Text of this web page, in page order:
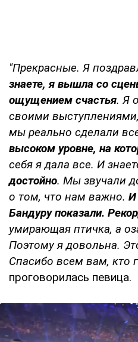
"Прекрасные. Я
знаете, я вышла со
ощущением счастья. Я
своими
мы реально сделали
высоком уровне, на
себя я дала все. И
достойно. Мы звучали
о том, что нам важно. И
Бандуру показали.
умирающая птичка, а
Поэтому я довольна.
Спасибо всем вам, кто
проговорилась певица.